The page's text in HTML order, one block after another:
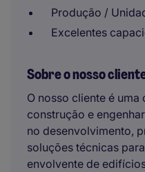
Produção /
Excelentes
Sobre o nosso
O nosso cliente é
construção e
no desenvolvimento,
soluções técnicas
envolvente de